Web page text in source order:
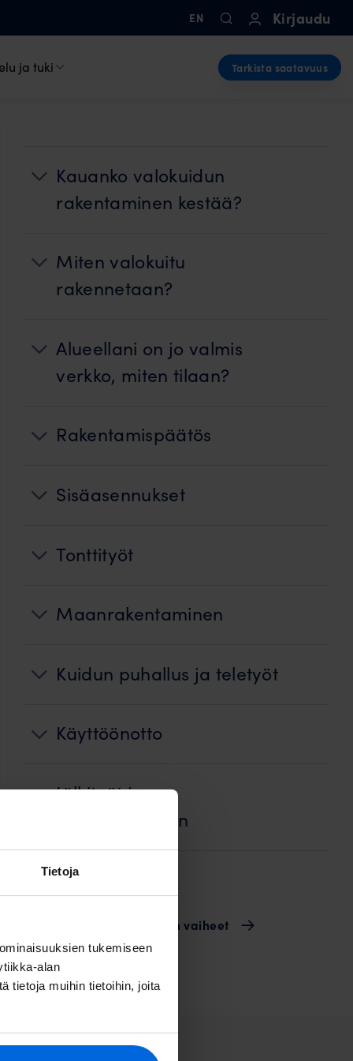
Tietoja
tukemiseen
alan
tietoja muihin tietoihin, joita
EN Kirjaudu
ja tuki Tarkista saatavuus
Kauanko valokuidun
rakentaminen kestää?
Miten valokuitu
rakennetaan?
Alueellani on jo valmis
verkko, miten tilaan?
Rakentamispäätös
Sisäasennukset
Tonttityöt
Maanrakentaminen
Kuidun puhallus ja teletyöt
Käyttöönotto
Jälkityöt ja
ennallistaminen
Laskutus
Valokuidun rakentamisen vaiheet